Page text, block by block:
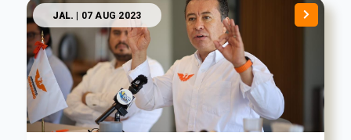
JAL. | 07 AUG 2023